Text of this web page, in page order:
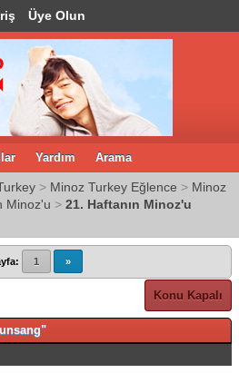
Üye Olun
Yardım Arama
> Minoz Turkey Eğlence > Minoz
Minoz'u > 21. Haftanın Minoz'u
1 »
Konu Kapalı